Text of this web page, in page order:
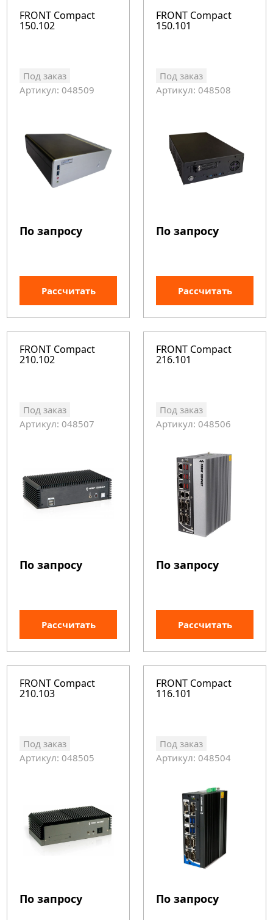
FRONT Compact
150.102
Под заказ
Артикул: 048509
По запросу
Рассчитать
FRONT Compact
150.101
Под заказ
Артикул: 048508
По запросу
Рассчитать
FRONT Compact
210.102
Под заказ
Артикул: 048507
По запросу
Рассчитать
FRONT Compact
216.101
Под заказ
Артикул: 048506
По запросу
Рассчитать
FRONT Compact
210.103
Под заказ
Артикул: 048505
По запросу
FRONT Compact
116.101
Под заказ
Артикул: 048504
По запросу